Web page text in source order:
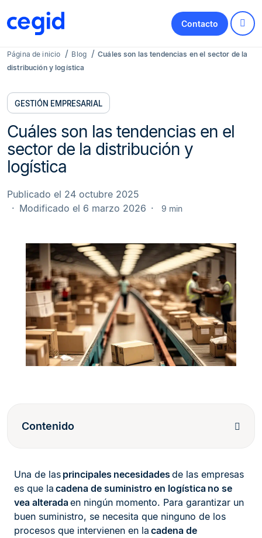
Contacto
Página de inicio Blog
Cuáles son las tendencias en el sector de la
distribución y logística
GESTIÓN EMPRESARIAL
Cuáles son las tendencias en el
sector de la distribución y
logística
Publicado el 24 octubre 2025
Modificado el 6 marzo 2026
9 min
Contenido
Una de las principales necesidades de las empresas
es que la cadena de suministro en logística no se
vea alteradaen ningún momento. Para garantizar un
buen suministro, se necesita que ninguno de los
procesos que intervienen en la cadena de